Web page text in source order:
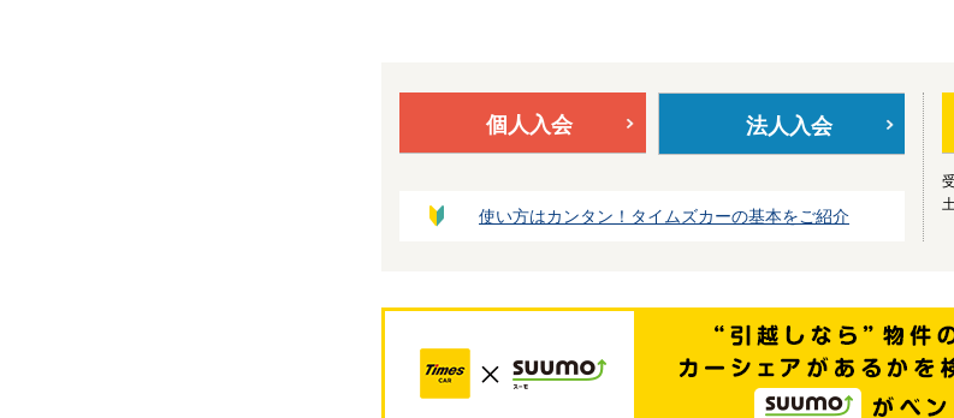
個人入会 法人入会
使い方はカンタン！タイムズカーの基本をご紹介